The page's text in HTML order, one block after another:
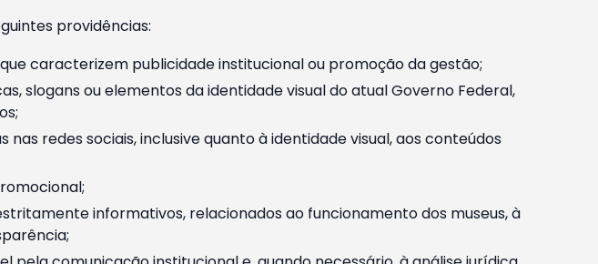
providências:
caracterizem publicidade institucional ou promoção da gestão;
slogans ou elementos da identidade visual do atual Governo Federal,
redes sociais, inclusive quanto à identidade visual, aos conteúdos
informativos, relacionados ao funcionamento dos museus, à